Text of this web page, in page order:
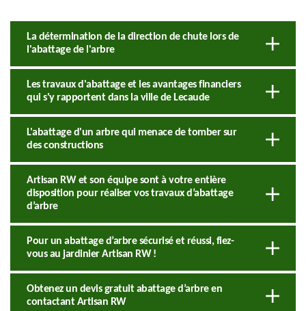
La détermination de la direction de chute lors de
l'abattage de l'arbre
Les travaux d'abattage et les avantages financiers
qui s'y rapportent dans la ville de Lecaude
L'abattage d'un arbre qui menace de tomber sur
des constructions
Artisan RW et son équipe sont à votre entière
disposition pour réaliser vos travaux d’abattage
d’arbre
Pour un abattage d’arbre sécurisé et réussi, fiez-
vous au jardinier Artisan RW !
Obtenez un devis gratuit abattage d’arbre en
contactant Artisan RW